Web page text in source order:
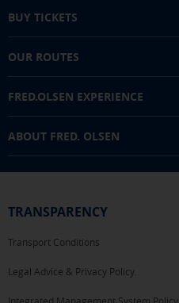
BUY TICKETS
OUR ROUTES
FRED.OLSEN EXPERIENCE
ABOUT FRED. OLSEN
TRANSPARENCY
Transport Conditions
Legal Advice & Privacy Policy.
Integrated Management System Policy